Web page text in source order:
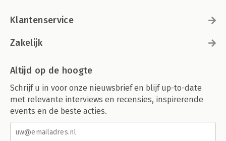
Klantenservice
Zakelijk
Altijd op de hoogte
Schrijf u in voor onze nieuwsbrief en blijf up-to-date
met relevante interviews en recensies, inspirerende
events en de beste acties.